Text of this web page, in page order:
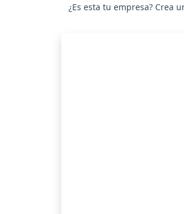
¿Es esta tu empresa? Crea